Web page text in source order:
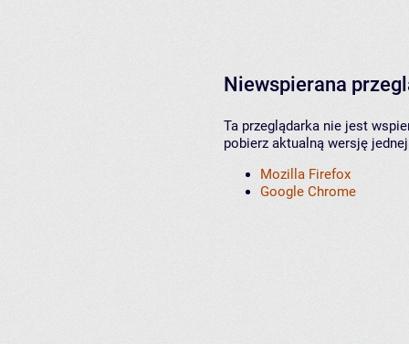
Niewspierana
Ta przeglądarka nie jest
pobierz aktualną wersję
Mozilla Firefox
Google Chrome